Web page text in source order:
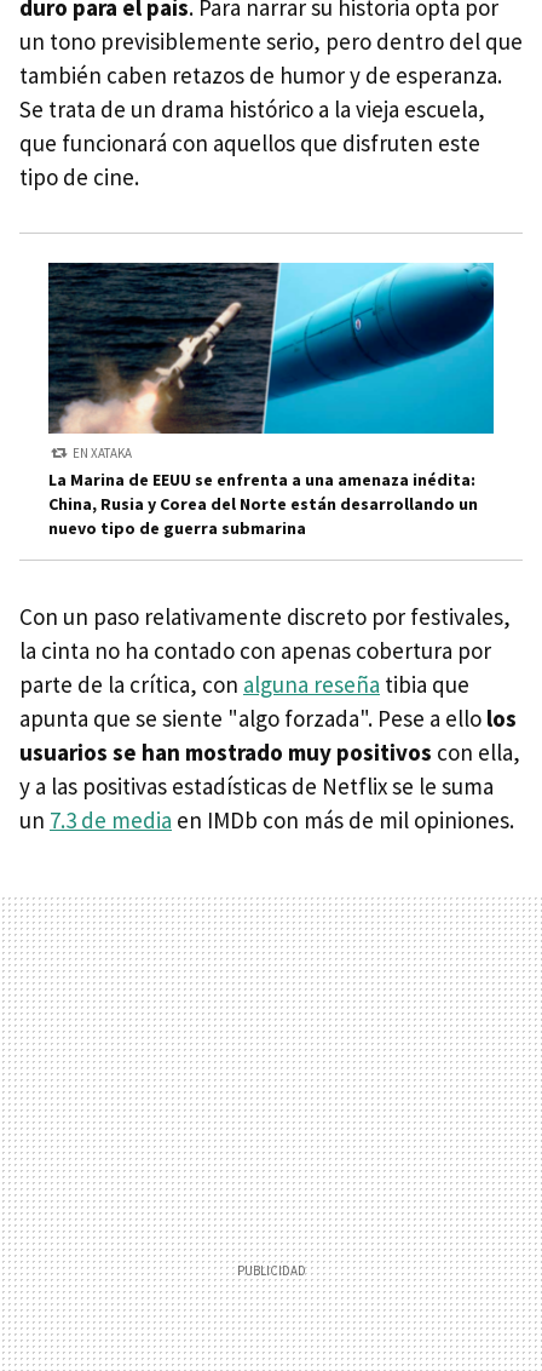
duro para el país. Para narrar su historia opta por
un tono previsiblemente serio, pero dentro del que
también caben retazos de humor y de esperanza.
Se trata de un drama histórico a la vieja escuela,
que funcionará con aquellos que disfruten este
tipo de cine.
EN XATAKA
La Marina de EEUU se enfrenta a una amenaza inédita:
China, Rusia y Corea del Norte están desarrollando un
nuevo tipo de guerra submarina
Con un paso relativamente discreto por festivales,
la cinta no ha contado con apenas cobertura por
parte de la crítica, con alguna reseña tibia que
apunta que se siente "algo forzada". Pese a ello los
usuarios se han mostrado muy positivos con ella,
y a las positivas estadísticas de Netflix se le suma
un 7.3 de media en IMDb con más de mil opiniones.